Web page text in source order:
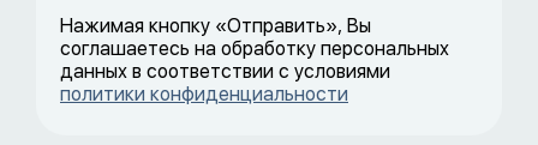
Нажимая кнопку «Отправить», Вы
соглашаетесь на обработку персональных
данных в соответствии с условиями
политики конфиденциальности